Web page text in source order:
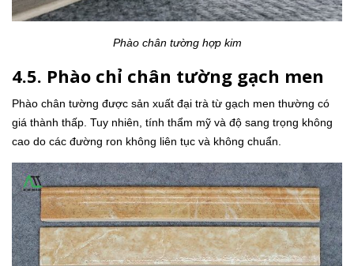
Phào chân tường hợp kim
4.5. Phào chỉ chân tường gạch men
Phào chân tường được sản xuất đại trà từ gạch men thường có
giá thành thấp. Tuy nhiên, tính thẩm mỹ và độ sang trọng không
cao do các đường ron không liên tục và không chuẩn.